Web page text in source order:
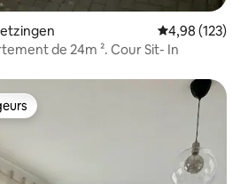
Évaluation
4,98 (123)
de 24m ². Cour Sit- In